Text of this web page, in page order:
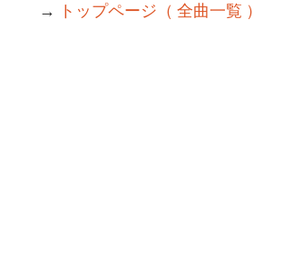
→ トップページ（ 全曲一覧 ）